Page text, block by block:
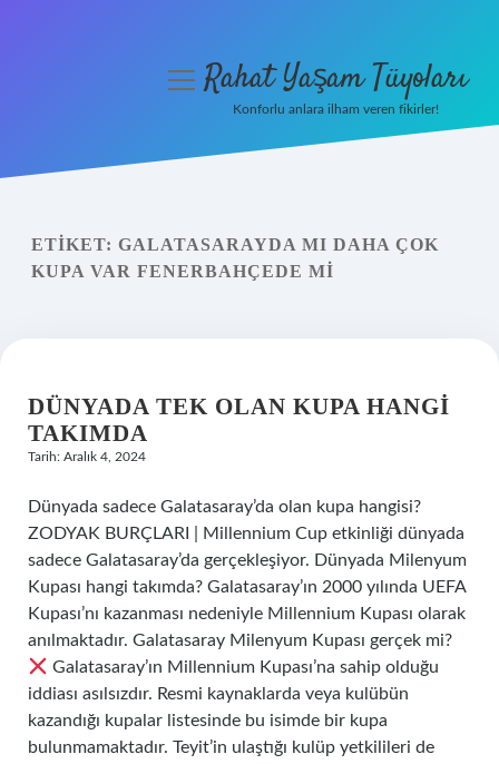
Yasal Uyarı
menüyüRahat Yaşam Tüyoları
Konforlu anlara ilham veren fikirler!
ETIKET: GALATASARAYDA MI DAHA ÇOK
KUPA VAR FENERBAHÇEDE MI
DÜNYADA TEK OLAN KUPA HANGI
TAKIMDA
Tarih: Aralık 4, 2024
Dünyada sadece Galatasaray’da olan kupa hangisi?
ZODYAK BURÇLARI | Millennium Cup etkinliği dünyada
sadece Galatasaray’da gerçekleşiyor. Dünyada Milenyum
Kupası hangi takımda? Galatasaray’ın 2000 yılında UEFA
Kupası’nı kazanması nedeniyle Millennium Kupası olarak
anılmaktadır. Galatasaray Milenyum Kupası gerçek mi?
Galatasaray’ın Millennium Kupası’na sahip olduğu
iddiası asılsızdır. Resmi kaynaklarda veya kulübün
kazandığı kupalar listesinde bu isimde bir kupa
bulunmamaktadır. Teyit’in ulaştığı kulüp yetkilileri de